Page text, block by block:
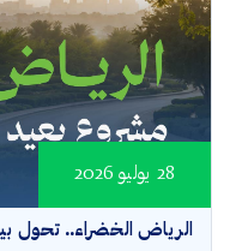
الرياض الخضراء.. تحول
28 يوليو 2026